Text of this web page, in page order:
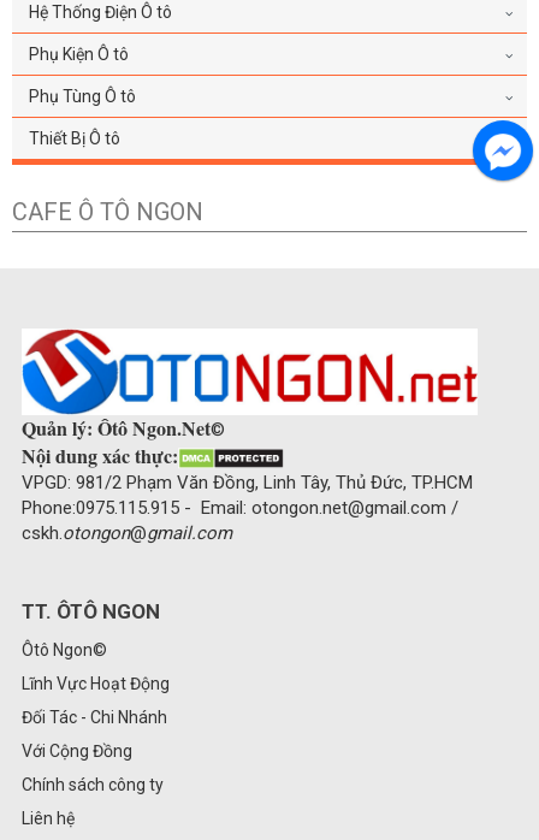
Hệ Thống Điện Ô tô
Phụ Kiện Ô tô
Phụ Tùng Ô tô
Thiết Bị Ô tô
CAFE Ô TÔ NGON
Quản lý: Ôtô Ngon.Net©
Nội dung xác thực:
VPGD: 981/2 Phạm Văn Đồng, Linh Tây, Thủ Đức, TP.HCM
Phone:0975.115.915 - Email: otongon.net@gmail.com /
cskh.otongon@gmail.com
TT. ÔTÔ NGON
Ôtô Ngon©
Lĩnh Vực Hoạt Động
Đối Tác - Chi Nhánh
Với Cộng Đồng
Chính sách công ty
Liên hệ